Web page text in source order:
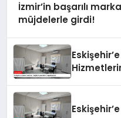
İzmir’in başarılı
müjdelerle girdi!